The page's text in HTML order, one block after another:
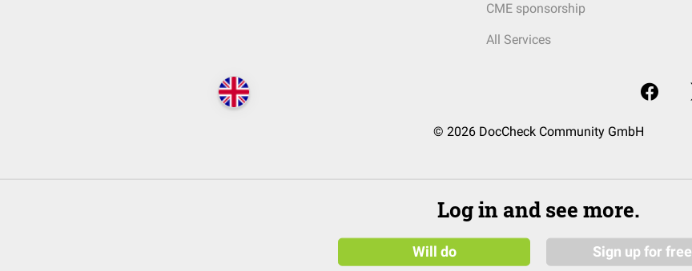
CME sponsorship
All Services
© 2026 DocCheck Community GmbH
Log in and see more.
Will do Sign up for free